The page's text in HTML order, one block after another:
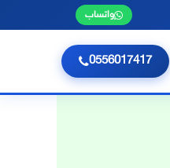
واتساب
0556017417